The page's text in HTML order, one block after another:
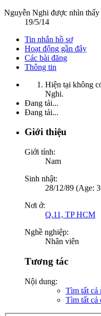
Nguyễn Nghi được nhìn thấy
19/5/14
Tin nhắn hồ sơ
Hoạt động gần đây
Các bài đăng
Thông tin
Hiện tại không
Nghi.
Đang tải...
Đang tải...
Giới thiệu
Giới tính:
Nam
Sinh nhật:
28/12/89 (Age:
Nơi ở:
Q.11, TP HCM
Nghề nghiệp:
Nhân viên
Tương tác
Nội dung:
Tìm tất cả
Tìm tất cả